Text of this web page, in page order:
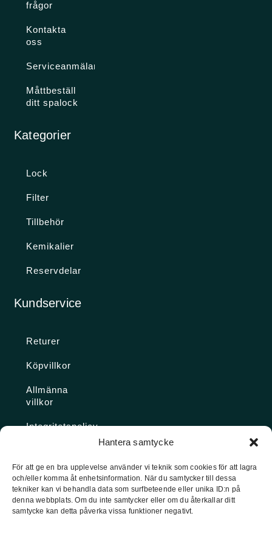
Hantera samtycke
För att ge en bra upplevelse använder vi teknik som cookies för att lagra
och/eller komma åt enhetsinformation. När du samtycker till dessa
tekniker kan vi behandla data som surfbeteende eller unika ID:n på
denna webbplats. Om du inte samtycker eller om du återkallar ditt
samtycke kan detta påverka vissa funktioner negativt.
frågor
Kontakta
oss
Serviceanmälan
Måttbeställ
ditt spalock
Kategorier
Lock
Filter
Tillbehör
Kemikalier
Reservdelar
Kundservice
Returer
Köpvillkor
Allmänna
villkor
Integritetspolicy
Konto
Glömt